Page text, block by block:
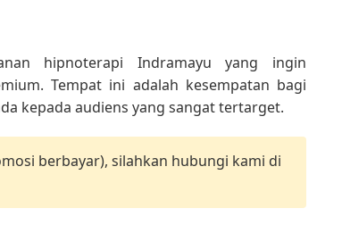
hipnoterapi Indramayu yang ingin
Tempat ini adalah kesempatan bagi
kepada audiens yang sangat tertarget.
berbayar), silahkan hubungi kami di